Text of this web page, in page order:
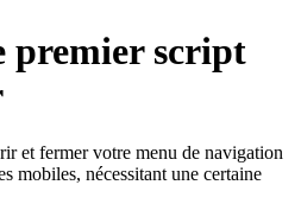
premier script
et fermer votre menu de navigation
mobiles, nécessitant une certaine